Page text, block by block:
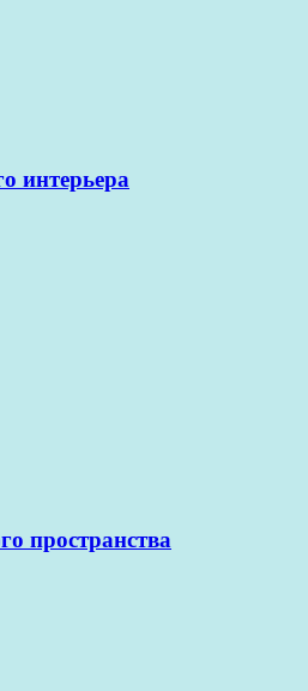
интерьера
пространства